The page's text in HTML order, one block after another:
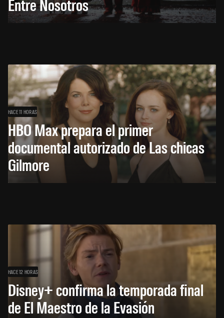
Entre Nosotros
HACE 11 HORAS
HBO Max prepara el primer
documental autorizado de Las chicas
Gilmore
HACE 12 HORAS
Disney+ confirma la temporada final
de El Maestro de la Evasión